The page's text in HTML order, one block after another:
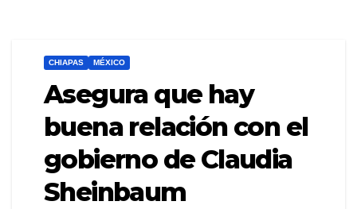
CHIAPAS MÉXICO
Asegura que hay
buena relación con el
gobierno de Claudia
Sheinbaum